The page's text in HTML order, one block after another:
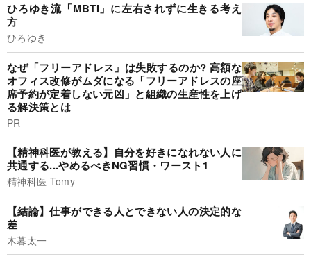
ひろゆき流「MBTI」に左右されずに生きる考え
方
ひろゆき
なぜ「フリーアドレス」は失敗するのか? 高額な
オフィス改修がムダになる「フリーアドレスの座
席予約が定着しない元凶」と組織の生産性を上げ
る解決策とは
PR
【精神科医が教える】自分を好きになれない人に
共通する...やめるべきNG習慣・ワースト1
精神科医 Tomy
【結論】仕事ができる人とできない人の決定的な
差
木暮太一